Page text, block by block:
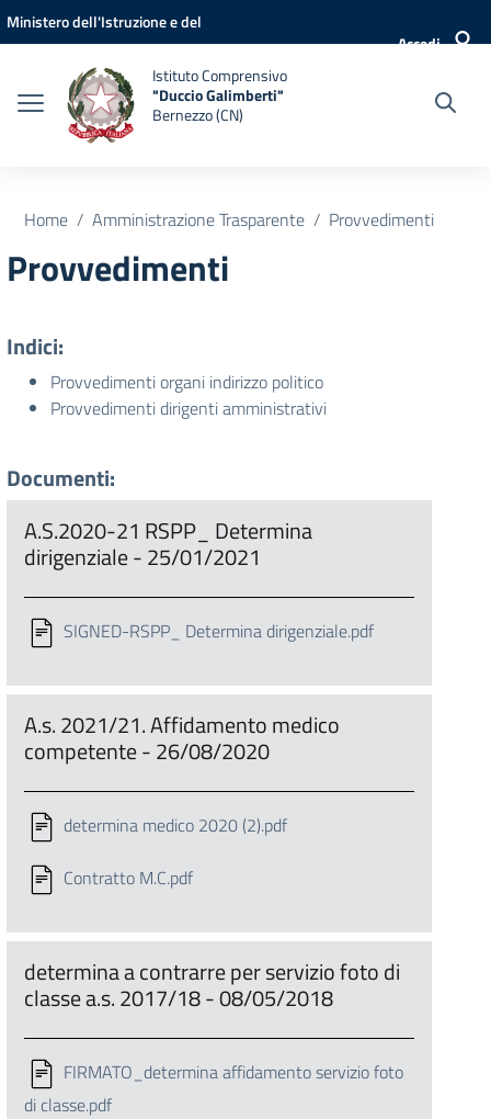
Vai ai contenuti
Vai al menu di navigazione
Vai al footer
Ministero dell'Istruzione e del
Accedi
Istituto Comprensivo
"Duccio Galimberti"
Bernezzo (CN)
Home Amministrazione Trasparente Provvedimenti
Provvedimenti
Indici:
Provvedimenti organi indirizzo politico
Provvedimenti dirigenti amministrativi
Documenti:
A.S.2020-21 RSPP_ Determina
dirigenziale - 25/01/2021
SIGNED-RSPP_ Determina dirigenziale.pdf
A.s. 2021/21. Affidamento medico
competente - 26/08/2020
determina medico 2020 (2).pdf
Contratto M.C.pdf
determina a contrarre per servizio foto di
classe a.s. 2017/18 - 08/05/2018
FIRMATO_determina affidamento servizio foto
di classe.pdf